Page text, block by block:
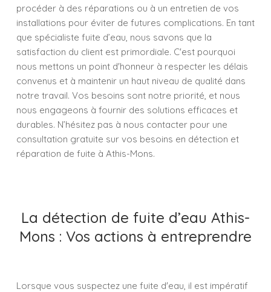
procéder à des réparations ou à un entretien de vos
installations pour éviter de futures complications. En tant
que spécialiste fuite d’eau, nous savons que la
satisfaction du client est primordiale. C'est pourquoi
nous mettons un point d'honneur à respecter les délais
convenus et à maintenir un haut niveau de qualité dans
notre travail. Vos besoins sont notre priorité, et nous
nous engageons à fournir des solutions efficaces et
durables. N’hésitez pas à nous contacter pour une
consultation gratuite sur vos besoins en détection et
réparation de fuite à Athis-Mons.
La détection de fuite d’eau Athis-
Mons : Vos actions à entreprendre
Lorsque vous suspectez une fuite d'eau, il est impératif